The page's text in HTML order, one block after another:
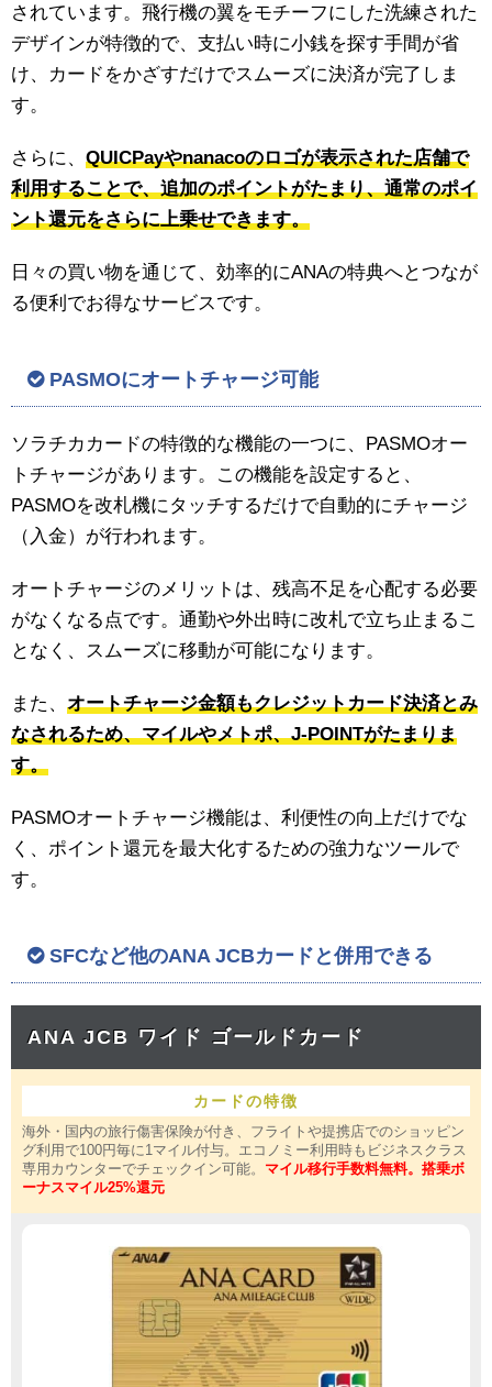
されています。飛行機の翼をモチーフにした洗練された
デザインが特徴的で、支払い時に小銭を探す手間が省
け、カードをかざすだけでスムーズに決済が完了しま
す。
さらに、 QUICPayやnanacoのロゴが表示された店舗で
利用することで、追加のポイントがたまり、通常のポイ
ント還元をさらに上乗せできます。
日々の買い物を通じて、効率的にANAの特典へとつなが
る便利でお得なサービスです。
PASMOにオートチャージ可能
ソラチカカードの特徴的な機能の一つに、PASMOオー
トチャージがあります。この機能を設定すると、
PASMOを改札機にタッチするだけで自動的にチャージ
（入金）が行われます。
オートチャージのメリットは、残高不足を心配する必要
がなくなる点です。通勤や外出時に改札で立ち止まるこ
となく、スムーズに移動が可能になります。
また、 オートチャージ金額もクレジットカード決済とみ
なされるため、マイルやメトポ、J-POINTがたまりま
す。
PASMOオートチャージ機能は、利便性の向上だけでな
く、ポイント還元を最大化するための強力なツールで
す。
SFCなど他のANA JCBカードと併用できる
ANA JCB ワイド ゴールドカード
カードの特徴
海外・国内の旅行傷害保険が付き、フライトや提携店でのショッピン
グ利用で100円毎に1マイル付与。エコノミー利用時もビジネスクラス
専用カウンターでチェックイン可能。 マイル移行手数料無料。搭乗ボ
ーナスマイル25%還元